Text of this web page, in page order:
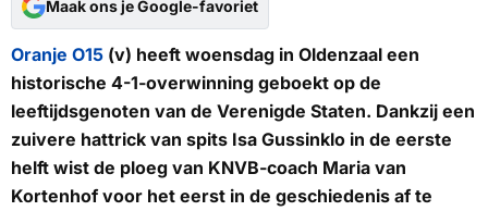
Maak ons je Google-favoriet
Oranje O15 (v) heeft woensdag in Oldenzaal een
historische 4-1-overwinning geboekt op de
leeftijdsgenoten van de Verenigde Staten. Dankzij een
zuivere hattrick van spits Isa Gussinklo in de eerste
helft wist de ploeg van KNVB-coach Maria van
Kortenhof voor het eerst in de geschiedenis af te